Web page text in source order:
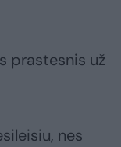
prastesnis už
nes